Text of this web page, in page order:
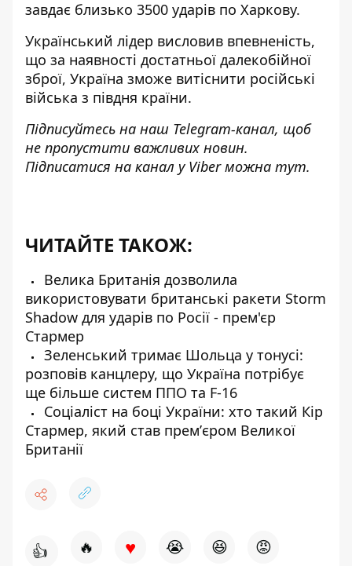
завдає близько 3500 ударів по Харкову.
Український лідер висловив впевненість,
що за наявності достатньої далекобійної
зброї, Україна зможе витіснити російські
війська з півдня країни.
Підписуйтесь на наш Telegram-канал, щоб
не пропустити важливих новин.
Підписатися на канал у Viber можна тут.
ЧИТАЙТЕ ТАКОЖ:
Велика Британія дозволила
використовувати британські ракети Storm
Shadow для ударів по Росії - прем'єр
Стармер
Зеленський тримає Шольца у тонусі:
розповів канцлеру, що Україна потрібує
ще більше систем ППО та F-16
Соціаліст на боці України: хто такий Кір
Стармер, який став премʼєром Великої
Британії
👍 🔥 ♥ 😭 😆 😡